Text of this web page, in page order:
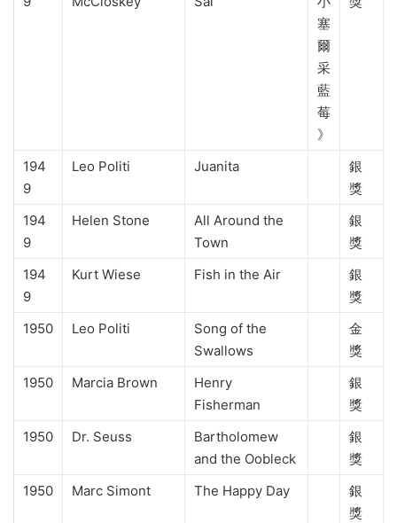
塞
爾
采
藍
莓
》
194
9
Leo Politi Juanita
銀
獎
194
9
Helen Stone
All Around the
Town
銀
獎
194
9
Kurt Wiese Fish in the Air
銀
獎
1950
Leo Politi
Song of the
Swallows
金
獎
1950
Marcia Brown
Henry
Fisherman
銀
獎
1950
Dr. Seuss
Bartholomew
and the Oobleck
銀
獎
1950
Marc Simont The Happy Day
銀
獎